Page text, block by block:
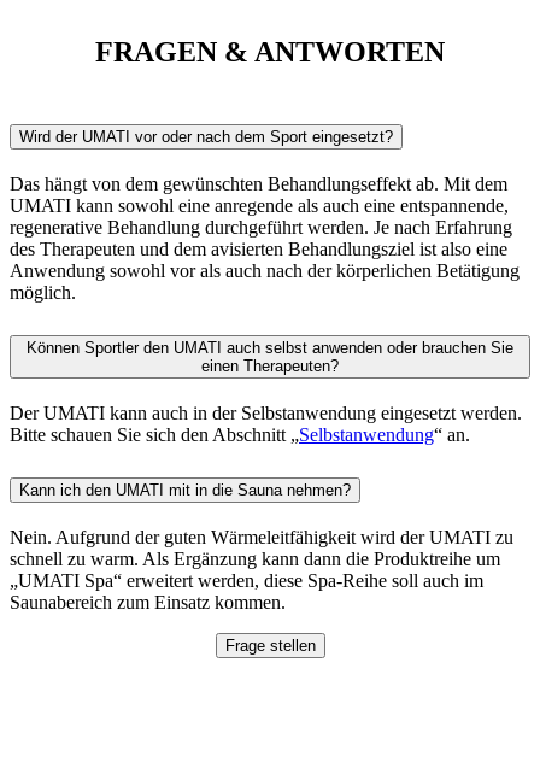
FRAGEN & ANTWORTEN
Wird der UMATI vor oder nach dem Sport eingesetzt?
Das hängt von dem gewünschten Behandlungseffekt ab. Mit dem
UMATI kann sowohl eine anregende als auch eine entspannende,
regenerative Behandlung durchgeführt werden. Je nach Erfahrung
des Therapeuten und dem avisierten Behandlungsziel ist also eine
Anwendung sowohl vor als auch nach der körperlichen Betätigung
möglich.
Können Sportler den UMATI auch selbst anwenden oder brauchen Sie
einen Therapeuten?
Der UMATI kann auch in der Selbstanwendung eingesetzt werden.
Bitte schauen Sie sich den Abschnitt „Selbstanwendung“ an.
Kann ich den UMATI mit in die Sauna nehmen?
Nein. Aufgrund der guten Wärmeleitfähigkeit wird der UMATI zu
schnell zu warm. Als Ergänzung kann dann die Produktreihe um
„UMATI Spa“ erweitert werden, diese Spa-Reihe soll auch im
Saunabereich zum Einsatz kommen.
Frage stellen